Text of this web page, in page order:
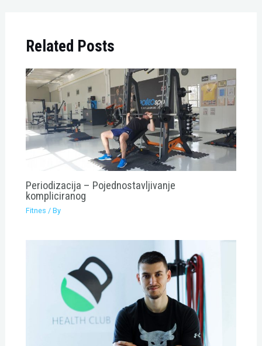
Related Posts
Periodizacija – Pojednostavljivanje
kompliciranog
Fitnes / By